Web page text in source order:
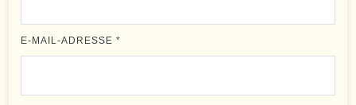
E-MAIL-ADRESSE*